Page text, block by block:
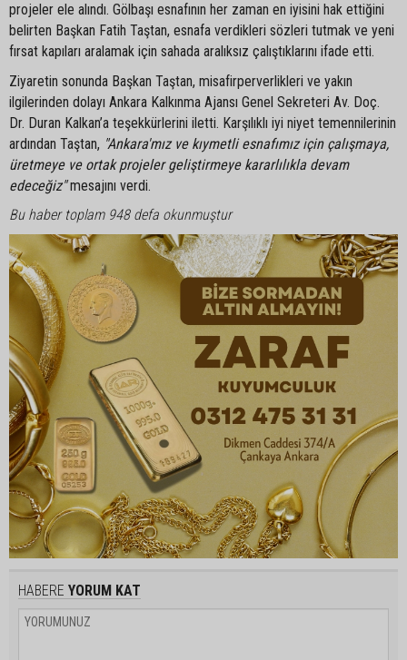
projeler ele alındı. Gölbaşı esnafının her zaman en iyisini hak ettiğini
belirten Başkan Fatih Taştan, esnafa verdikleri sözleri tutmak ve yeni
fırsat kapıları aralamak için sahada aralıksız çalıştıklarını ifade etti.
Ziyaretin sonunda Başkan Taştan, misafirperverlikleri ve yakın
ilgilerinden dolayı Ankara Kalkınma Ajansı Genel Sekreteri Av. Doç.
Dr. Duran Kalkan’a teşekkürlerini iletti. Karşılıklı iyi niyet temennilerinin
ardından Taştan, "Ankara'mız ve kıymetli esnafımız için çalışmaya,
üretmeye ve ortak projeler geliştirmeye kararlılıkla devam
edeceğiz"mesajını verdi.
Bu haber toplam 948 defa okunmuştur
HABERE YORUM KAT